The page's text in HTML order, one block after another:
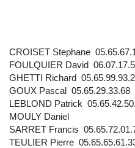
CROISET Stephane
FOULQUIER David
GHETTI Richard
GOUX Pascal 05.65.29.33.68
LEBLOND Patrick
MOULY Daniel
SARRET Francis
TEULIER Pierre